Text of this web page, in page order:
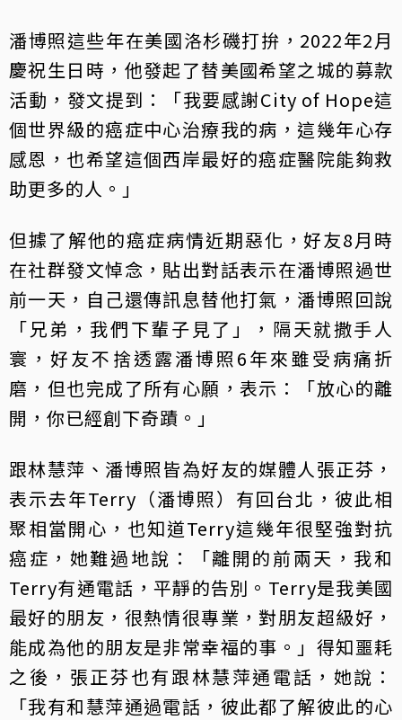
潘博照這些年在美國洛杉磯打拚，2022年2月
慶祝生日時，他發起了替美國希望之城的募款
活動，發文提到：「我要感謝City of Hope這
個世界級的癌症中心治療我的病，這幾年心存
感恩，也希望這個西岸最好的癌症醫院能夠救
助更多的人。」
但據了解他的癌症病情近期惡化，好友8月時
在社群發文悼念，貼出對話表示在潘博照過世
前一天，自己還傳訊息替他打氣，潘博照回說
「兄弟，我們下輩子見了」，隔天就撒手人
寰，好友不捨透露潘博照6年來雖受病痛折
磨，但也完成了所有心願，表示：「放心的離
開，你已經創下奇蹟。」
跟林慧萍、潘博照皆為好友的媒體人張正芬，
表示去年Terry（潘博照）有回台北，彼此相
聚相當開心，也知道Terry這幾年很堅強對抗
癌症，她難過地說：「離開的前兩天，我和
Terry有通電話，平靜的告別。Terry是我美國
最好的朋友，很熱情很專業，對朋友超級好，
能成為他的朋友是非常幸福的事。」得知噩耗
之後，張正芬也有跟林慧萍通電話，她說：
「我有和慧萍通過電話，彼此都了解彼此的心